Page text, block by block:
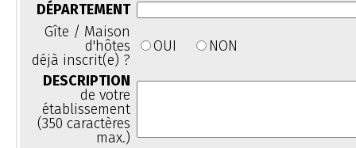
DÉPARTEMENT
Gîte / Maison
d'hôtes
déjà inscrit(e) ?
OUI
NON
DESCRIPTION
de votre
établissement
(350 caractères
max.)